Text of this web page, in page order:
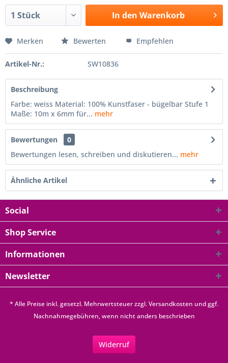
In den Warenkorb
Merken Bewerten Empfehlen
Artikel-Nr.: SW10836
Beschreibung
Farbe: weiss Material: 100% Kunstfaser - bügelbar Stufe 1
Maße: 10m x 6mm für... mehr
Bewertungen
0
Bewertungen lesen, schreiben und diskutieren... mehr
Ähnliche Artikel
Social
Shop Service
Informationen
Newsletter
* Alle Preise inkl. gesetzl. Mehrwertsteuer zzgl.Versandkosten und ggf.
Nachnahmegebühren, wenn nicht anders beschrieben
Widerruf